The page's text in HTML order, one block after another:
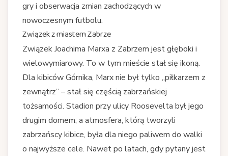
gry i obserwacja zmian zachodzących w
nowoczesnym futbolu.
Związek z miastem Zabrze
Związek Joachima Marxa z Zabrzem jest głęboki i
wielowymiarowy. To w tym mieście stał się ikoną.
Dla kibiców Górnika, Marx nie był tylko „piłkarzem z
zewnątrz” – stał się częścią zabrzańskiej
tożsamości. Stadion przy ulicy Roosevelta był jego
drugim domem, a atmosfera, którą tworzyli
zabrzańscy kibice, była dla niego paliwem do walki
o najwyższe cele. Nawet po latach, gdy pytany jest